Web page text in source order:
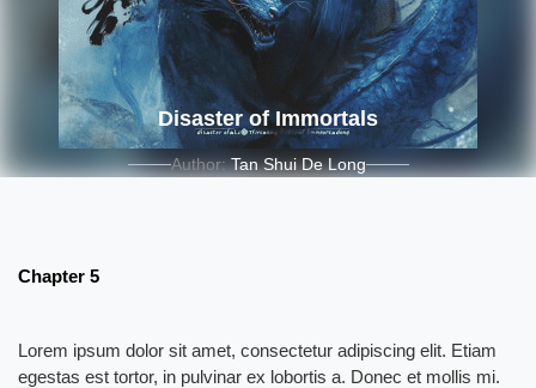
Disaster of Immortals
Author:Tan Shui De Long
Chapter 5
Lorem ipsum dolor sit amet, consectetur adipiscing elit. Etiam
egestas est tortor, in pulvinar ex lobortis a. Donec et mollis mi.